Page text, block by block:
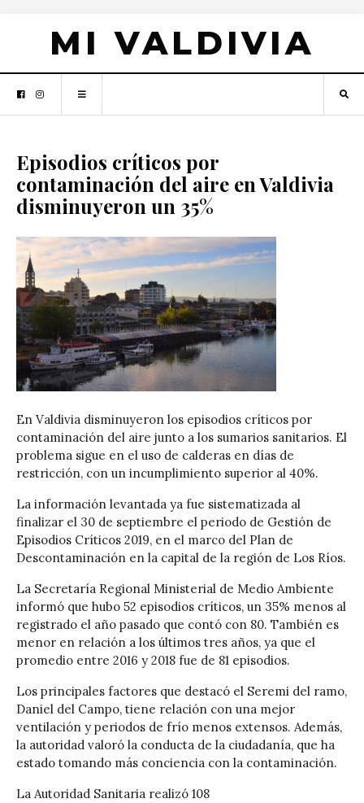
MI VALDIVIA
Episodios críticos por
contaminación del aire en Valdivia
disminuyeron un 35%
En Valdivia disminuyeron los episodios críticos por
contaminación del aire junto a los sumarios sanitarios. El
problema sigue en el uso de calderas en días de
restricción, con un incumplimiento superior al 40%.
La información levantada ya fue sistematizada al
finalizar el 30 de septiembre el periodo de Gestión de
Episodios Críticos 2019, en el marco del Plan de
Descontaminación en la capital de la región de Los Ríos.
La Secretaría Regional Ministerial de Medio Ambiente
informó que hubo 52 episodios críticos, un 35% menos al
registrado el año pasado que contó con 80. También es
menor en relación a los últimos tres años, ya que el
promedio entre 2016 y 2018 fue de 81 episodios.
Los principales factores que destacó el Seremi del ramo,
Daniel del Campo, tiene relación con una mejor
ventilación y periodos de frío menos extensos. Además,
la autoridad valoró la conducta de la ciudadanía, que ha
estado tomando más conciencia con la contaminación.
La Autoridad Sanitaria realizó 108